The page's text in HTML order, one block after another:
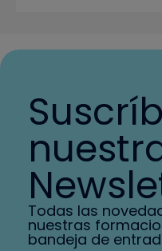
Todas las
nuestras
bandeja de